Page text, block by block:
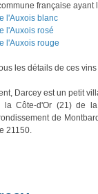
française
l'Auxois blanc
l'Auxois rosé
l'Auxois rouge
les détails de ces
Darcey est un petit
la Côte-d'Or (21) de
de
21150.